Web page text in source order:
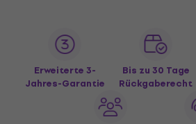
Erweiterte 3-
Jahres-Garantie
Bis zu 30 Tage
Rückgaberecht